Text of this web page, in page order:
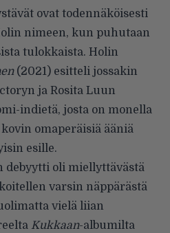
ovat todennäköisesti
nimeen, kun puhutaan
tulokkaista. Holin
(2021) esitteli jossakin
ja Rosita Luun
indietä, josta on monella
omaperäisiä ääniä
esille.
debyytti oli miellyttävästä
varsin näppärästä
vielä liian
Kukkaan-albumilta